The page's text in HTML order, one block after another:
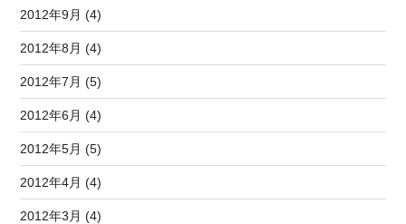
2012年9月 (4)
2012年8月 (4)
2012年7月 (5)
2012年6月 (4)
2012年5月 (5)
2012年4月 (4)
2012年3月 (4)